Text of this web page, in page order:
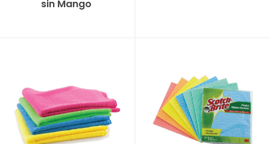
sin Mango